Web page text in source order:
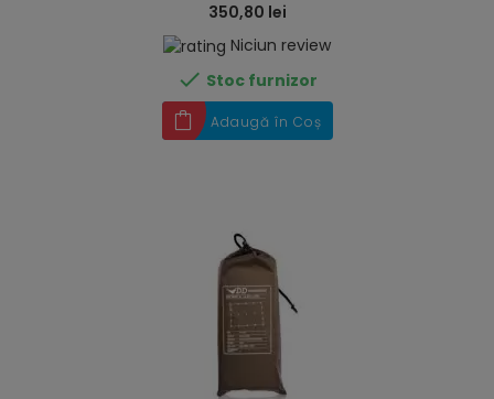
350,80 lei
Niciun review
 Stoc furnizor
Adaugă în Coș